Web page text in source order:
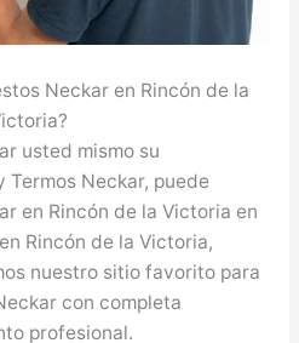
Neckar en Rincón de la
usted mismo su
Termos Neckar, puede
en Rincón de la Victoria en
Rincón de la Victoria,
nuestro sitio favorito para
con completa
profesional.